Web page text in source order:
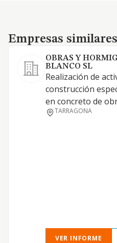
Empresas similares
Empresas similares
OBRAS Y
BLANCO SL
Realización de
construcción
en concreto de
TARRAGONA
VER INFORME